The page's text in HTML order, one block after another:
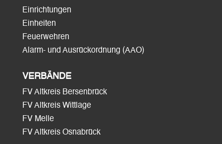
Einrichtungen
Einheiten
Feuerwehren
Alarm- und Ausrückordnung (AAO)
VERBÄNDE
FV Altkreis Bersenbrück
FV Altkreis Wittlage
FV Melle
FV Altkreis Osnabrück